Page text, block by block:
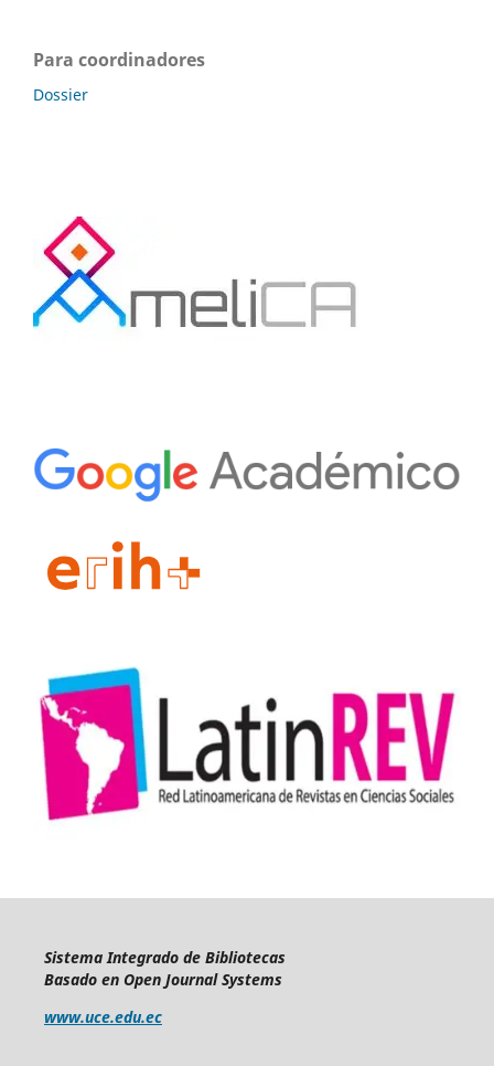
Para coordinadores
Dossier
Sistema Integrado de Bibliotecas
Basado en Open Journal Systems
www.uce.edu.ec